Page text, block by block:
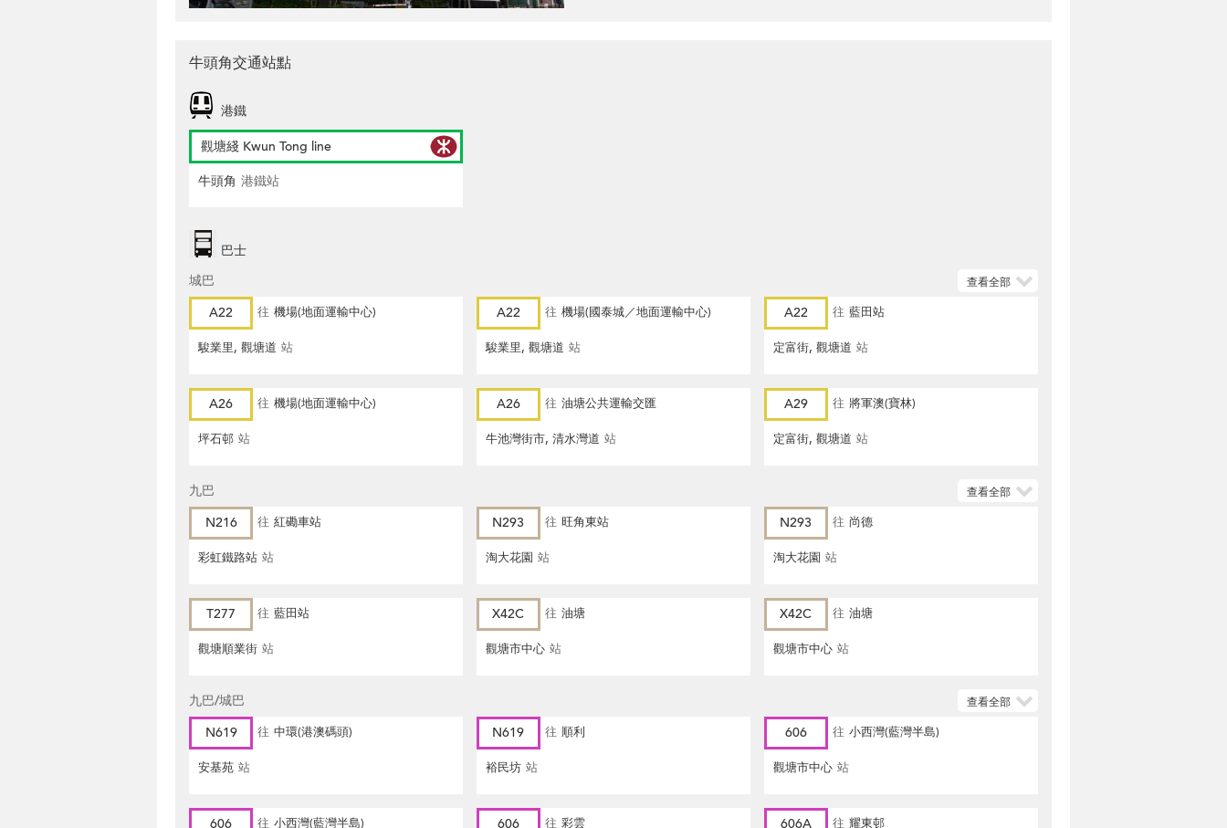
牛頭角交通站點
港鐵
觀塘綫 Kwun Tong line
牛頭角 港鐵站
巴士
城巴
A22
往 機場(地面運輸中心)
駿業里, 觀塘道 站
A22 往 機場(國泰城／地面運輸中心)
駿業里, 觀塘道 站
A22 往 藍田站
定富街, 觀塘道 站
A26 往 機場(地面運輸中心)
坪石邨 站
A26 往 油塘公共運輸交匯
牛池灣街市, 清水灣道 站
A29 往 將軍澳(寶林)
定富街, 觀塘道 站
查看全部
九巴
N216
往 紅磡車站
彩虹鐵路站 站
N293 往 旺角東站
淘大花園 站
N293 往 尚德
淘大花園 站
T277 往 藍田站
觀塘順業街 站
X42C 往 油塘
觀塘市中心 站
X42C 往 油塘
觀塘市中心 站
查看全部
九巴/城巴
N619
往 中環(港澳碼頭)
安基苑 站
N619 往 順利
裕民坊 站
606 往 小西灣(藍灣半島)
觀塘市中心 站
606 往 小西灣(藍灣半島) 606 往 彩雲 606A 往 耀東邨
查看全部